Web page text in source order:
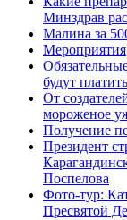
Минздрав
Малина за
Мероприятия
будут
От
мороженое
Получение
Президент
Поспелова
Фото-тур:
Пресвятой